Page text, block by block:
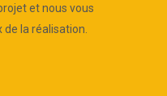
et nous vous
la réalisation.